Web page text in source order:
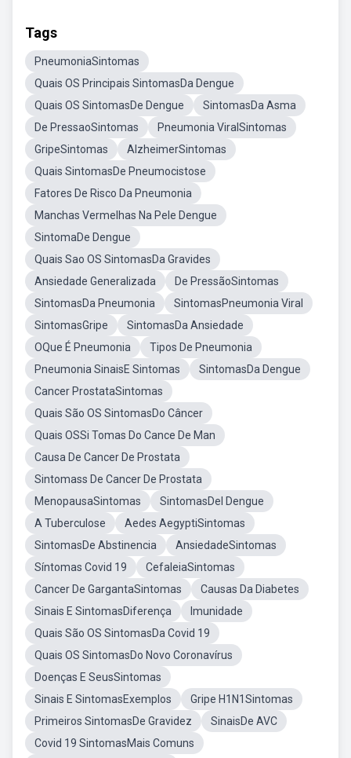
Tags
PneumoniaSintomas
Quais OS Principais SintomasDa Dengue
Quais OS SintomasDe Dengue
SintomasDa Asma
De PressaoSintomas
Pneumonia ViralSintomas
GripeSintomas
AlzheimerSintomas
Quais SintomasDe Pneumocistose
Fatores De Risco Da Pneumonia
Manchas Vermelhas Na Pele Dengue
SintomaDe Dengue
Quais Sao OS SintomasDa Gravides
Ansiedade Generalizada
De PressãoSintomas
SintomasDa Pneumonia
SintomasPneumonia Viral
SintomasGripe
SintomasDa Ansiedade
OQue É Pneumonia
Tipos De Pneumonia
Pneumonia SinaisE Sintomas
SintomasDa Dengue
Cancer ProstataSintomas
Quais São OS SintomasDo Câncer
Quais OSSi Tomas Do Cance De Man
Causa De Cancer De Prostata
Sintomass De Cancer De Prostata
MenopausaSintomas
SintomasDel Dengue
A Tuberculose
Aedes AegyptiSintomas
SintomasDe Abstinencia
AnsiedadeSintomas
Síntomas Covid 19
CefaleiaSintomas
Cancer De GargantaSintomas
Causas Da Diabetes
Sinais E SintomasDiferença
Imunidade
Quais São OS SintomasDa Covid 19
Quais OS SintomasDo Novo Coronavírus
Doenças E SeusSintomas
Sinais E SintomasExemplos
Gripe H1N1Sintomas
Primeiros SintomasDe Gravidez
SinaisDe AVC
Covid 19 SintomasMais Comuns